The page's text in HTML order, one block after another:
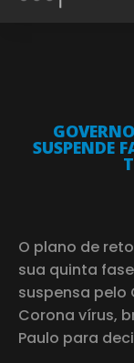
SUSPENDE
O plano de
sua quinta
suspensa pelo
Corona vírus,
Paulo para